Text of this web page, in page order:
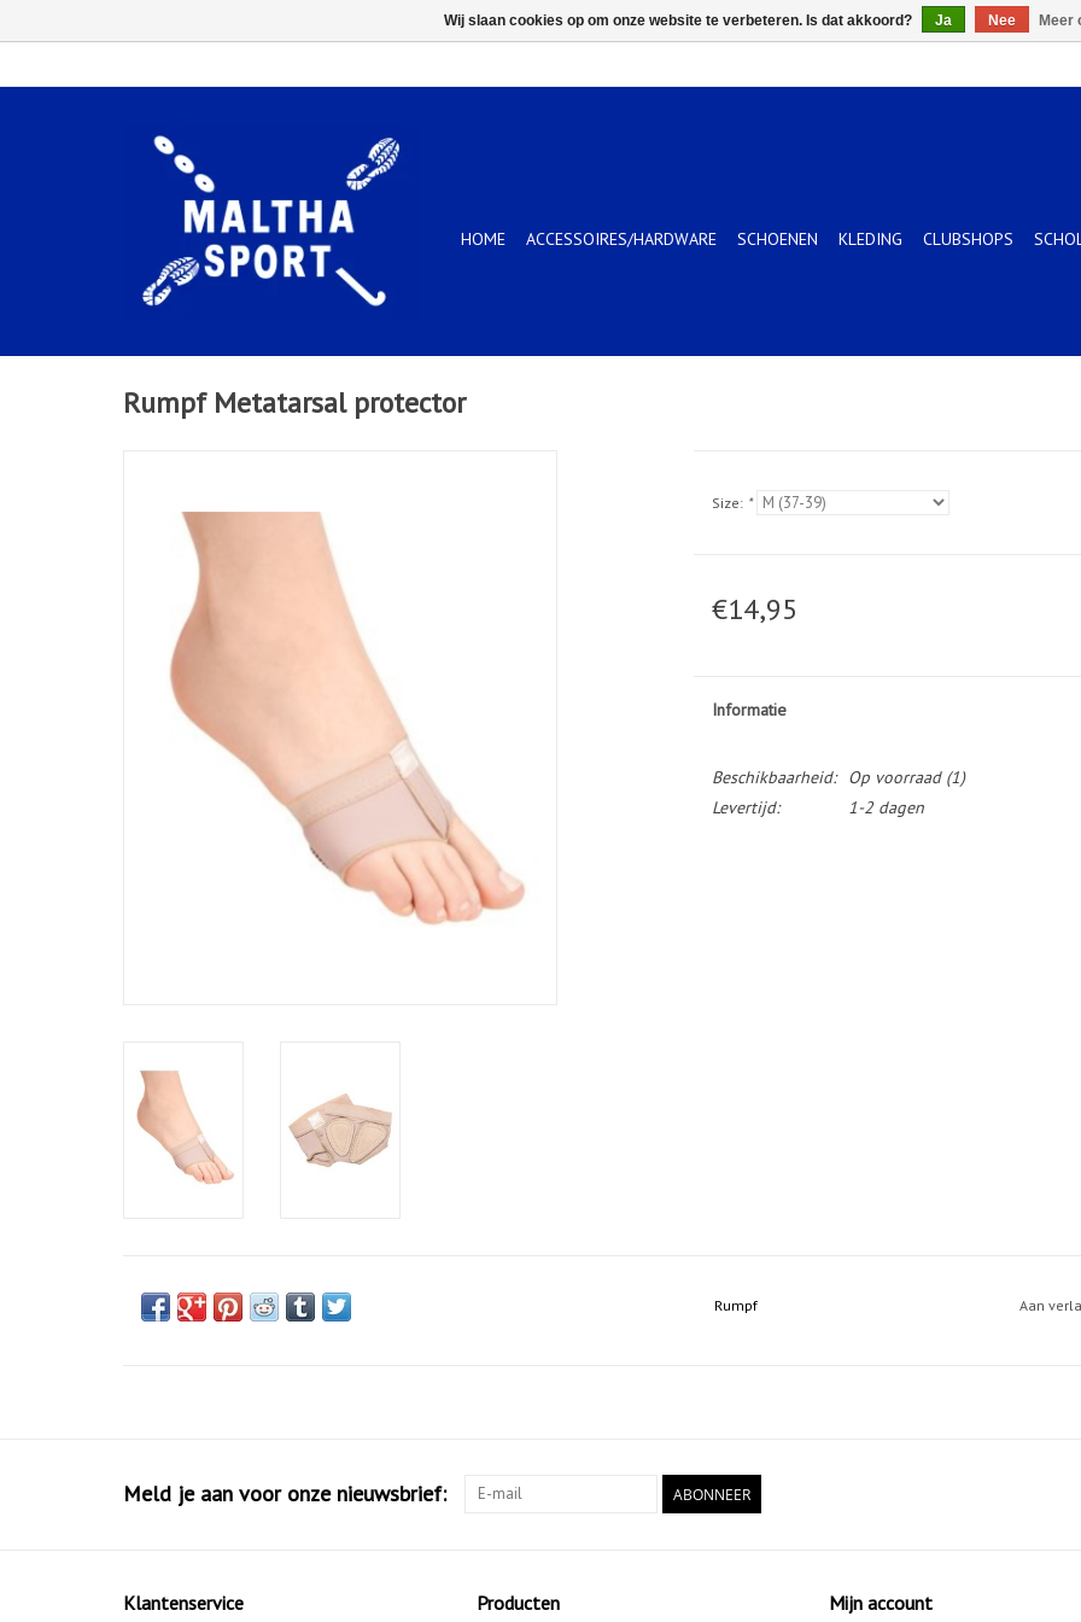
HOME ACCESSOIRES/HARDWARE SCHOENEN KLEDING CLUBSHOPS
Rumpf Metatarsal protector
Size: *
€14,95
Informatie
Beschikbaarheid: Op voorraad(1)
Levertijd:
1-2 dagen
Rumpf Aan
Meld je aan voor onze nieuwsbrief: ABONNEER
Klantenservice Producten Mijn account
Wij slaan cookies op om onze website te verbeteren. Is dat akkoord? Ja Nee Meer